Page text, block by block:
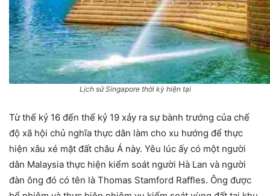
Lịch sử Singapore thời kỳ hiện tại
Từ thế kỷ 16 đến thế kỷ 19 xảy ra sự bành trướng của chế
độ xã hội chủ nghĩa thực dân làm cho xu hướng để thực
hiện xâu xé mặt đất châu Á này. Yêu lúc ấy có một người
dân Malaysia thực hiện kiểm soát người Hà Lan và người
đàn ông đó có tên là Thomas Stamford Raffles. Ông được